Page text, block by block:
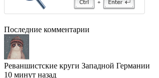
Последние комментарии
Реваншистские круги Западной Германии
10 минут назад